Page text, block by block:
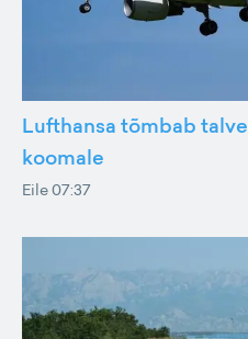
Lufthansa tõmbab
koomale
Eile 07:37